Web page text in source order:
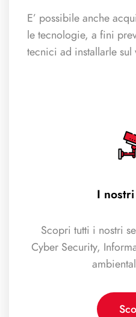
E’ possibile anche
le tecnologie, a fini
tecnici ad installarle sul
I
Scopri tutti i nostri
Cyber Security,